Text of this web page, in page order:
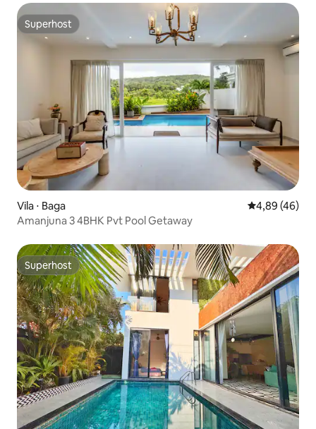
Superhost
Superhost
Vila ⋅ Baga 4,89 de uma
4,89 (46)
Amanjuna 3 4BHK Pvt Pool Getaway
Superhost
Superhost